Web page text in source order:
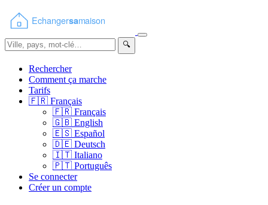
🔍
Rechercher
Comment ça marche
Tarifs
🇫🇷 Français
🇫🇷 Français
🇬🇧 English
🇪🇸 Español
🇩🇪 Deutsch
🇮🇹 Italiano
🇵🇹 Português
Se connecter
Créer un compte